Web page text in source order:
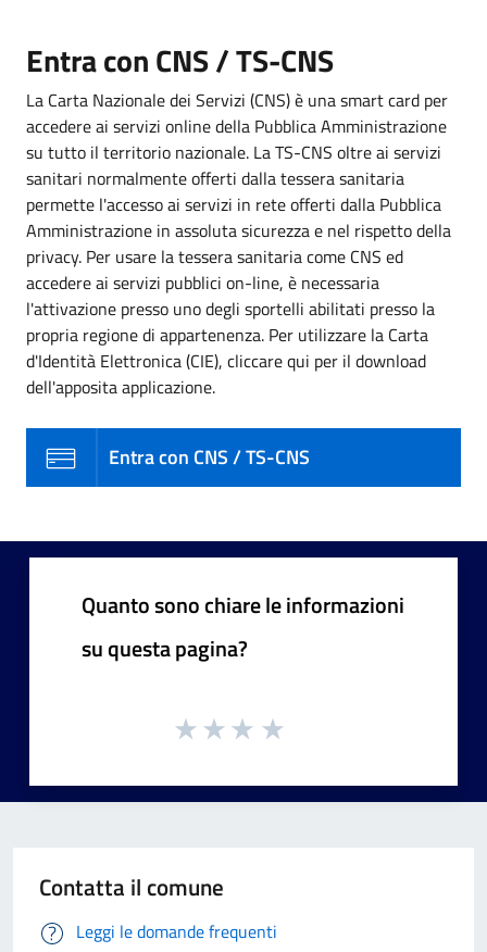
Entra con CNS / TS-CNS
La Carta Nazionale dei Servizi (CNS) è una smart card per
accedere ai servizi online della Pubblica Amministrazione
su tutto il territorio nazionale. La TS-CNS oltre ai servizi
sanitari normalmente offerti dalla tessera sanitaria
permette l'accesso ai servizi in rete offerti dalla Pubblica
Amministrazione in assoluta sicurezza e nel rispetto della
privacy. Per usare la tessera sanitaria come CNS ed
accedere ai servizi pubblici on-line, è necessaria
l'attivazione presso uno degli sportelli abilitati presso la
propria regione di appartenenza. Per utilizzare la Carta
d'Identità Elettronica (CIE), cliccare qui per il download
dell'apposita applicazione.
Entra con CNS / TS-CNS
Quanto sono chiare le informazioni
su questa pagina?
Contatta il comune
Leggi le domande frequenti